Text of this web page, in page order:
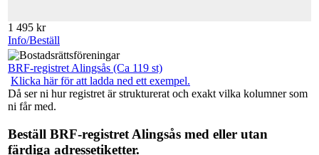
1 495 kr
Info/Beställ
BRF-registret Alingsås (Ca 119 st)
Klicka här för att ladda ned ett exempel.
Då ser ni hur registret är strukturerat och exakt vilka kolumner som
ni får med.
Beställ BRF-registret Alingsås med eller utan
färdiga adressetiketter.